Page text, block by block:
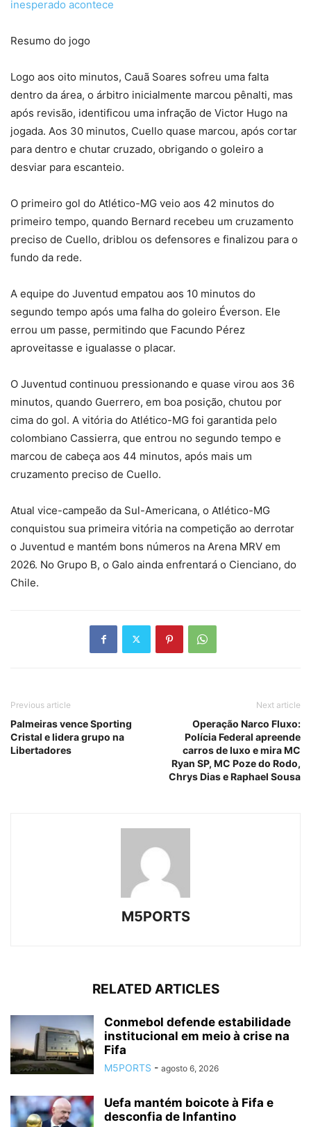
inesperado acontece
Resumo do jogo
Logo aos oito minutos, Cauã Soares sofreu uma falta
dentro da área, o árbitro inicialmente marcou pênalti, mas
após revisão, identificou uma infração de Victor Hugo na
jogada. Aos 30 minutos, Cuello quase marcou, após cortar
para dentro e chutar cruzado, obrigando o goleiro a
desviar para escanteio.
O primeiro gol do Atlético-MG veio aos 42 minutos do
primeiro tempo, quando Bernard recebeu um cruzamento
preciso de Cuello, driblou os defensores e finalizou para o
fundo da rede.
A equipe do Juventud empatou aos 10 minutos do
segundo tempo após uma falha do goleiro Éverson. Ele
errou um passe, permitindo que Facundo Pérez
aproveitasse e igualasse o placar.
O Juventud continuou pressionando e quase virou aos 36
minutos, quando Guerrero, em boa posição, chutou por
cima do gol. A vitória do Atlético-MG foi garantida pelo
colombiano Cassierra, que entrou no segundo tempo e
marcou de cabeça aos 44 minutos, após mais um
cruzamento preciso de Cuello.
Atual vice-campeão da Sul-Americana, o Atlético-MG
conquistou sua primeira vitória na competição ao derrotar
o Juventud e mantém bons números na Arena MRV em
2026. No Grupo B, o Galo ainda enfrentará o Cienciano, do
Chile.
Previous article
Palmeiras vence Sporting
Cristal e lidera grupo na
Libertadores
Next article
Operação Narco Fluxo:
Polícia Federal apreende
carros de luxo e mira MC
Ryan SP, MC Poze do Rodo,
Chrys Dias e Raphael Sousa
M5PORTS
RELATED ARTICLES
Conmebol defende estabilidade
institucional em meio à crise na
Fifa
M5PORTS - agosto 6, 2026
Uefa mantém boicote à Fifa e
desconfia de Infantino